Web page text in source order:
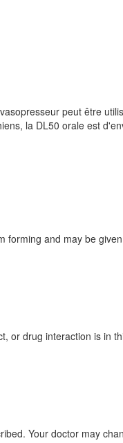
peut être
la DL50 orale est
forming and may be
or drug interaction is in
Your doctor may